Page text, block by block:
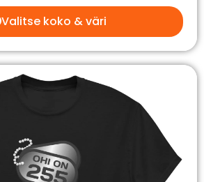
Valitse koko & väri